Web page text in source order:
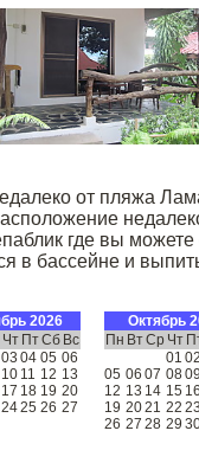
от пляжа
где вы можете
в бассейне и
2026
Чт ПтСб Вс
03 04 05 06
10 11 12 13
17 18 19 20
2425 26 27
Октябрь
Пн ВтСр Чт
01 02
05 06 07 0809
12 13 14 15 16
19 2021 22 23
26 27 28 29